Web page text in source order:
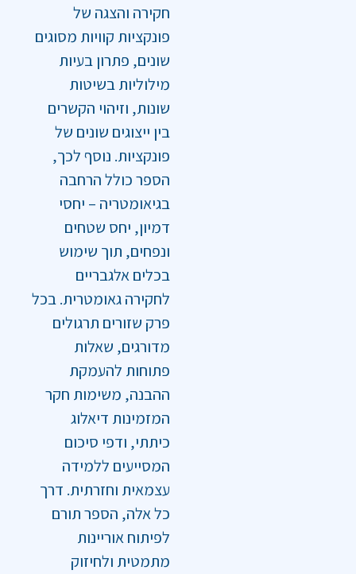
חקירה והצגה של
פונקציות קוויות מסוגים
שונים, פתרון בעיות
מילוליות בשיטות
שונות, וזיהוי הקשרים
בין ייצוגים שונים של
פונקציות. נוסף לכך,
הספר כולל הרחבה
בגיאומטריה – יחסי
דמיון, יחס שטחים
ונפחים, תוך שימוש
בכלים אלגבריים
לחקירה גאומטרית. בכל
פרק שזורים תרגולים
מדורגים, שאלות
פתוחות להעמקת
ההבנה, משימות חקר
המזמינות דיאלוג
כיתתי, ודפי סיכום
המסייעים ללמידה
עצמאית וחזרתית. דרך
כל אלה, הספר תורם
לפיתוח אוריינות
מתמטית ולחיזוק